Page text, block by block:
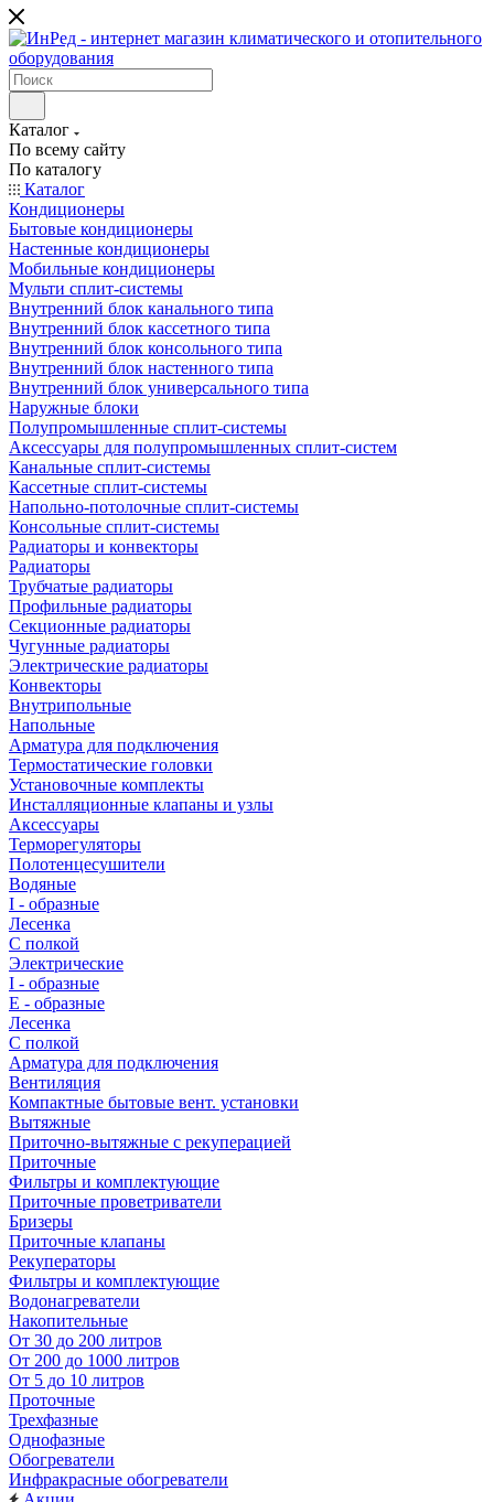
Каталог
По всему сайту
По каталогу
Каталог
Кондиционеры
Бытовые кондиционеры
Настенные кондиционеры
Мобильные кондиционеры
Мульти сплит-системы
Внутренний блок канального типа
Внутренний блок кассетного типа
Внутренний блок консольного типа
Внутренний блок настенного типа
Внутренний блок универсального типа
Наружные блоки
Полупромышленные сплит-системы
Аксессуары для полупромышленных сплит-систем
Канальные сплит-системы
Кассетные сплит-системы
Напольно-потолочные сплит-системы
Консольные сплит-системы
Радиаторы и конвекторы
Радиаторы
Трубчатые радиаторы
Профильные радиаторы
Секционные радиаторы
Чугунные радиаторы
Электрические радиаторы
Конвекторы
Внутрипольные
Напольные
Арматура для подключения
Термостатические головки
Установочные комплекты
Инсталляционные клапаны и узлы
Аксессуары
Терморегуляторы
Полотенцесушители
Водяные
I - образные
Лесенка
С полкой
Электрические
I - образные
E - образные
Лесенка
С полкой
Арматура для подключения
Вентиляция
Компактные бытовые вент. установки
Вытяжные
Приточно-вытяжные с рекуперацией
Приточные
Фильтры и комплектующие
Приточные проветриватели
Бризеры
Приточные клапаны
Рекуператоры
Фильтры и комплектующие
Водонагреватели
Накопительные
От 30 до 200 литров
От 200 до 1000 литров
От 5 до 10 литров
Проточные
Трехфазные
Однофазные
Обогреватели
Инфракрасные обогреватели